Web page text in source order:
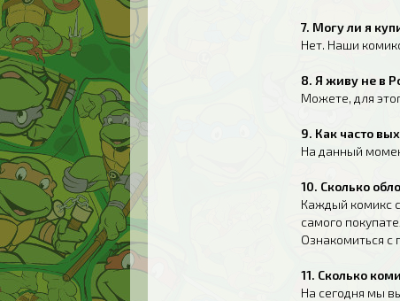
7. Могу ли я
Нет. Наши
8. Я живу не в
Можете, для
9. Как часто
На данный
10. Сколько
Каждый комикс
самого
Ознакомиться
11. Сколько
На сегодня мы